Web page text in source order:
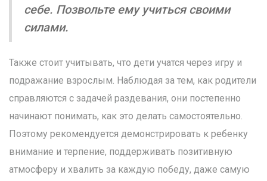
себе. Позвольте ему учиться своими
силами.
Также стоит учитывать, что дети учатся через игру и
подражание взрослым. Наблюдая за тем, как родители
справляются с задачей раздевания, они постепенно
начинают понимать, как это делать самостоятельно.
Поэтому рекомендуется демонстрировать к ребенку
внимание и терпение, поддерживать позитивную
атмосферу и хвалить за каждую победу, даже самую